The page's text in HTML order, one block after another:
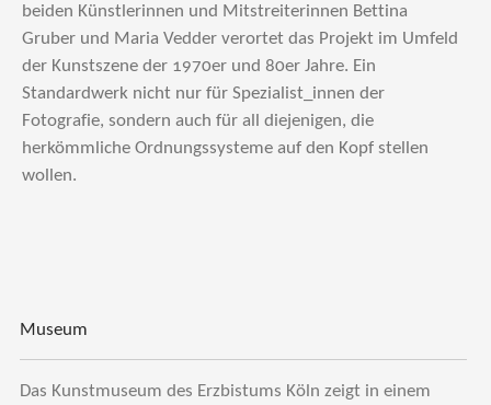
beiden Künstlerinnen und Mitstreiterinnen Bettina
Gruber und Maria Vedder verortet das Projekt im Umfeld
der Kunstszene der 1970er und 80er Jahre. Ein
Standardwerk nicht nur für Spezialist_innen der
Fotografie, sondern auch für all diejenigen, die
herkömmliche Ordnungssysteme auf den Kopf stellen
wollen.
Museum
Das Kunstmuseum des Erzbistums Köln zeigt in einem